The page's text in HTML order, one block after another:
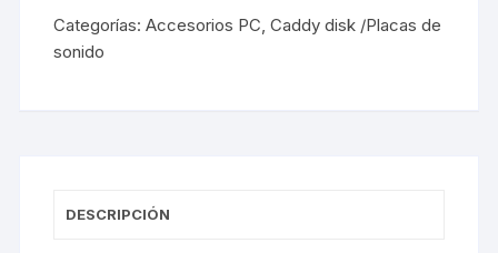
Categorías:Accesorios PC,Caddy disk /Placas de
sonido
DESCRIPCIÓN